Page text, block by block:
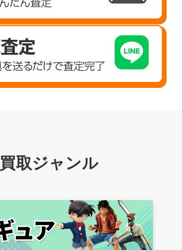
買取ジャンル